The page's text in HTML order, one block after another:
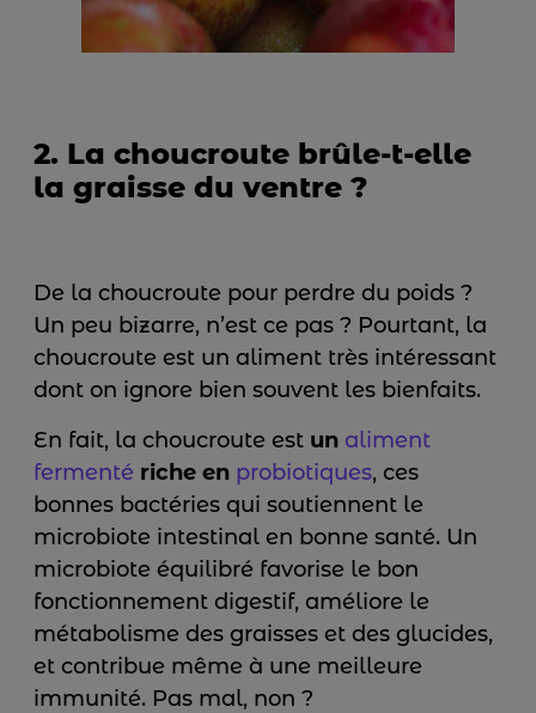
2. La choucroute brûle-t-elle
la graisse du ventre ?
De la choucroute pour perdre du poids ?
Un peu bizarre, n’est ce pas ? Pourtant, la
choucroute est un aliment très intéressant
dont on ignore bien souvent les bienfaits.
En fait, la choucroute est un aliment
fermenté riche en probiotiques, ces
bonnes bactéries qui soutiennent le
microbiote intestinal en bonne santé. Un
microbiote équilibré favorise le bon
fonctionnement digestif, améliore le
métabolisme des graisses et des glucides,
et contribue même à une meilleure
immunité. Pas mal, non ?